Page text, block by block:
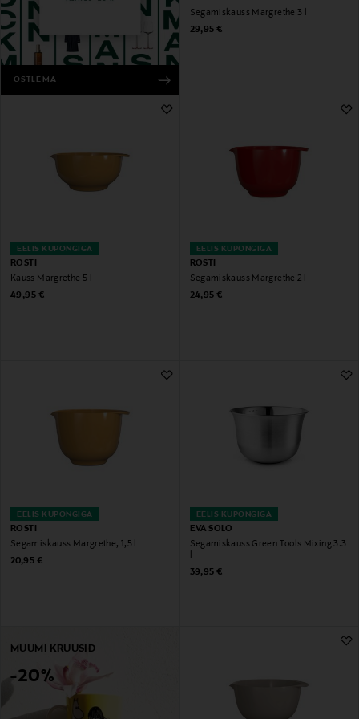
OSTLEMA
Segamiskauss Margrethe 3 l
Original Price
29,95 €
EELIS KUPONGIGA
ROSTI
Kauss Margrethe 5 l
Original Price
49,95 €
EELIS KUPONGIGA
ROSTI
Segamiskauss Margrethe 2 l
Original Price
24,95 €
EELIS KUPONGIGA
ROSTI
Segamiskauss Margrethe, 1,5 l
Original Price
20,95 €
EELIS KUPONGIGA
EVA SOLO
Segamiskauss Green Tools Mixing 3.3
Original Price
39,95 €
MUUMI KRUUSID
-20%